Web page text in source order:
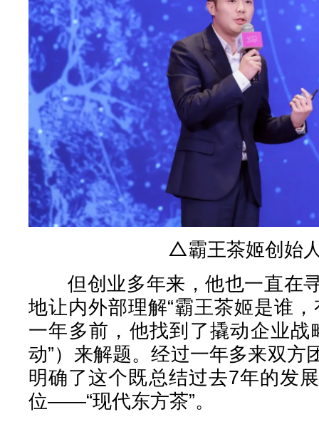
△霸王茶姬创始
但创业多年来，他也一直在
地让内外部理解“霸王茶姬是谁
一年多前，他找到了撬动企业战
动”）来解题。经过一年多来双方
明确了这个既总结过去7年的发
位——“现代东方茶”。